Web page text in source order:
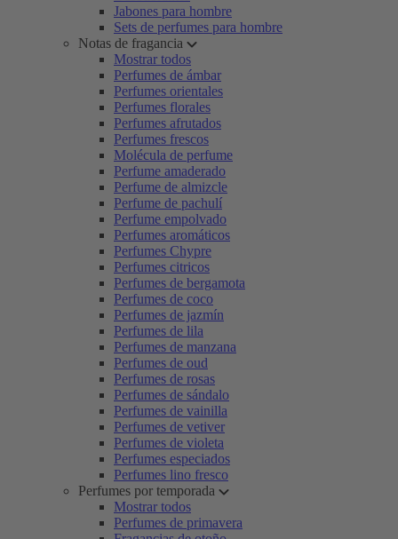
Jabones para hombre
Sets de perfumes para hombre
Notas de fragancia
Mostrar todos
Perfumes de ámbar
Perfumes orientales
Perfumes florales
Perfumes afrutados
Perfumes frescos
Molécula de perfume
Perfume amaderado
Perfume de almizcle
Perfume de pachulí
Perfume empolvado
Perfumes aromáticos
Perfumes Chypre
Perfumes citricos
Perfumes de bergamota
Perfumes de coco
Perfumes de jazmín
Perfumes de lila
Perfumes de manzana
Perfumes de oud
Perfumes de rosas
Perfumes de sándalo
Perfumes de vainilla
Perfumes de vetiver
Perfumes de violeta
Perfumes especiados
Perfumes lino fresco
Perfumes por temporada
Mostrar todos
Perfumes de primavera